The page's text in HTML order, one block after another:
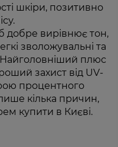
шкіри, позитивно
добре вирівнює тон,
зволожувальні та
Найголовніший плюс
захист від UV-
процентного
кілька причин,
купити в Києві.